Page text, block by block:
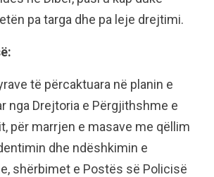
pa targa dhe pa leje drejtimi.
të përcaktuara në planin e
nga Drejtoria e Përgjithshme e
për marrjen e masave me qëllim
dhe ndëshkimin e
shërbimet e Postës së Policisë